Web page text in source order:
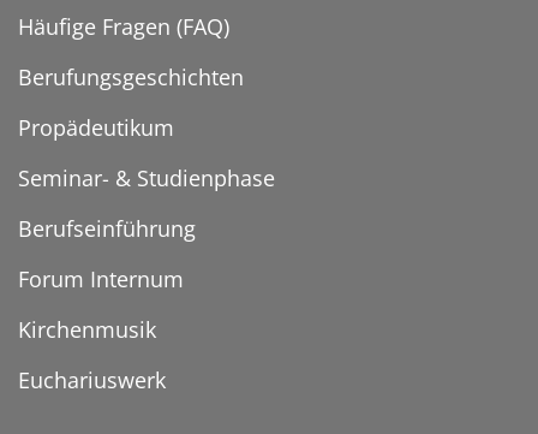
Häufige Fragen (FAQ)
Berufungsgeschichten
Propädeutikum
Seminar- & Studienphase
Berufseinführung
Forum Internum
Kirchenmusik
Euchariuswerk